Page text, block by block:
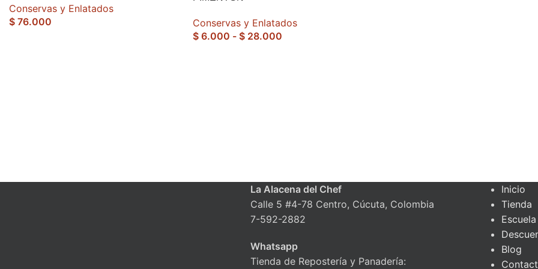
Conservas y Enlatados
$ 76.000
Conservas y Enlatados
$6.000 - $28.000
La Alacena del Chef
Calle 5 #4-78 Centro, Cúcuta, Colombia
7-592-2882
Whatsapp
Tienda de Repostería y Panadería:
Inicio
Tienda
Blog